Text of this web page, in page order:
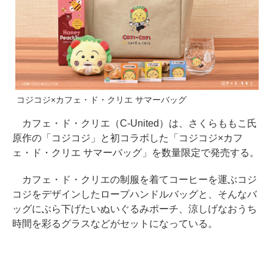
コジコジ×カフェ・ド・クリエ サマーバッグ
カフェ・ド・クリエ（C-United）は、さくらももこ氏
原作の「コジコジ」と初コラボした「コジコジ×カフ
ェ・ド・クリエ サマーバッグ」を数量限定で発売する。
カフェ・ド・クリエの制服を着てコーヒーを運ぶコジ
コジをデザインしたロープハンドルバッグと、そんなバ
ッグにぶら下げたいぬいぐるみポーチ、涼しげなおうち
時間を彩るグラスなどがセットになっている。